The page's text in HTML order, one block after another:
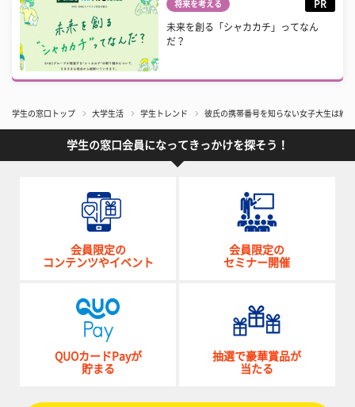
将来を考える PR
未来を創る「シャカカチ」ってなん
だ？
学生の窓口トップ 大学生活 学生トレンド 彼氏の携帯番号を知らない女子大生は約
学生の窓口会員になってきっかけを探そう！
会員限定の
コンテンツやイベント
会員限定の
セミナー開催
QUOカードPayが
貯まる
抽選で豪華賞品が
当たる